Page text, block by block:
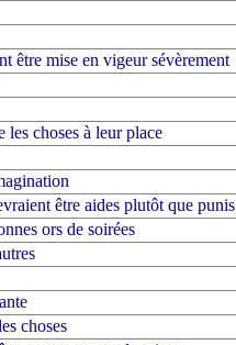
être mise en vigeur sévèrement
les choses à leur place
être aides plutôt que punis
ors de soirées
choses